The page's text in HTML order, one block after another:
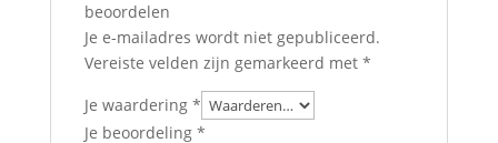
beoordelen
Je e-mailadres wordt niet gepubliceerd.
Vereiste velden zijn gemarkeerd met *
Je waardering *
Je beoordeling *